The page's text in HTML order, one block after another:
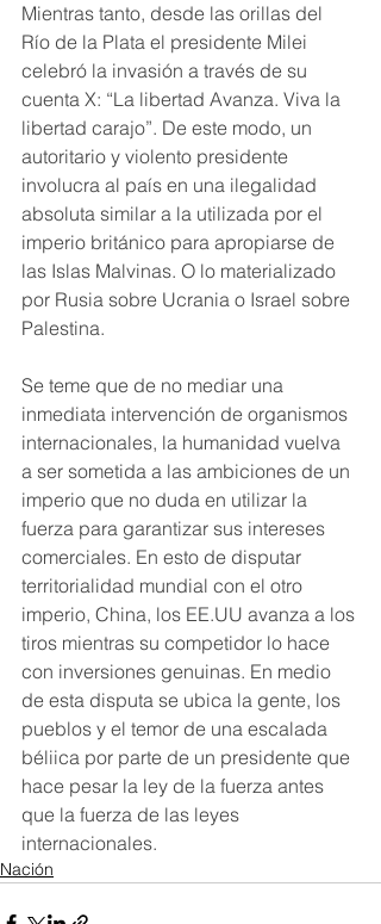
Mientras tanto, desde las orillas del
Río de la Plata el presidente Milei
celebró la invasión a través de su
cuenta X: “La libertad Avanza. Viva la
libertad carajo”. De este modo, un
autoritario y violento presidente
involucra al país en una ilegalidad
absoluta similar a la utilizada por el
imperio británico para apropiarse de
las Islas Malvinas. O lo materializado
por Rusia sobre Ucrania o Israel sobre
Palestina.
Se teme que de no mediar una
inmediata intervención de organismos
internacionales, la humanidad vuelva
a ser sometida a las ambiciones de un
imperio que no duda en utilizar la
fuerza para garantizar sus intereses
comerciales. En esto de disputar
territorialidad mundial con el otro
imperio, China, los EE.UU avanza a los
tiros mientras su competidor lo hace
con inversiones genuinas. En medio
de esta disputa se ubica la gente, los
pueblos y el temor de una escalada
béliica por parte de un presidente que
hace pesar la ley de la fuerza antes
que la fuerza de las leyes
internacionales.
Nación